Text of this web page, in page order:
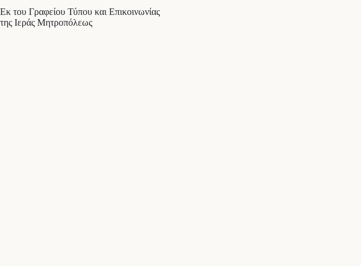
Εκ του Γραφείου Τύπου και Επικοινωνίας
της Ιεράς Μητροπόλεως